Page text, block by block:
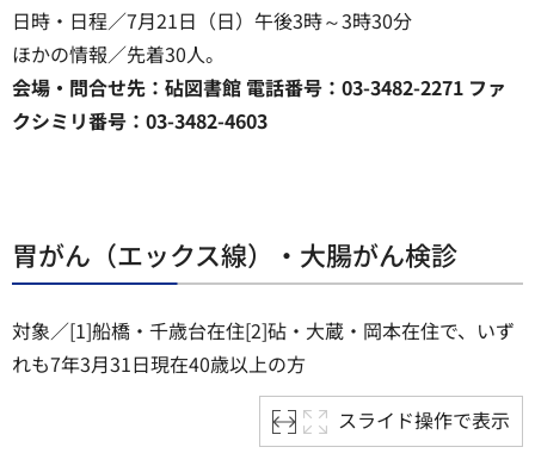
日時・日程／7月21日（日）午後3時～3時30分
ほかの情報／先着30人。
会場・問合せ先：砧図書館 電話番号：03-3482-2271 ファ
クシミリ番号：03-3482-4603
胃がん（エックス線）・大腸がん検診
対象／[1]船橋・千歳台在住[2]砧・大蔵・岡本在住で、いず
れも7年3月31日現在40歳以上の方
スライド操作で表示